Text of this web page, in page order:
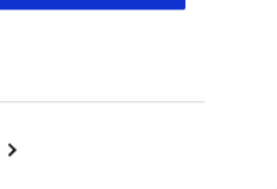
safety